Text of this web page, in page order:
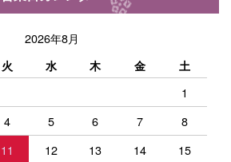
2026年8月
火 水 木 金 土
1
4 5 6 7
8
11 12 13 14
15